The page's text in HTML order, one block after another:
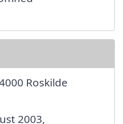
Roskilde
2003,